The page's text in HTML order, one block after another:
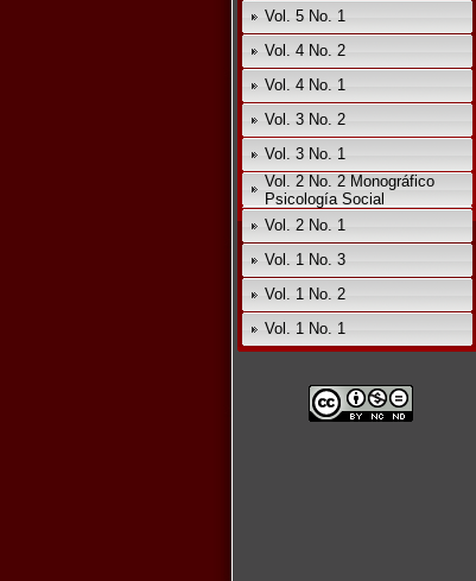
Vol. 5 No. 1
Vol. 4 No. 2
Vol. 4 No. 1
Vol. 3 No. 2
Vol. 3 No. 1
Vol. 2 No. 2 Monográfico
Psicología Social
Vol. 2 No. 1
Vol. 1 No. 3
Vol. 1 No. 2
Vol. 1 No. 1